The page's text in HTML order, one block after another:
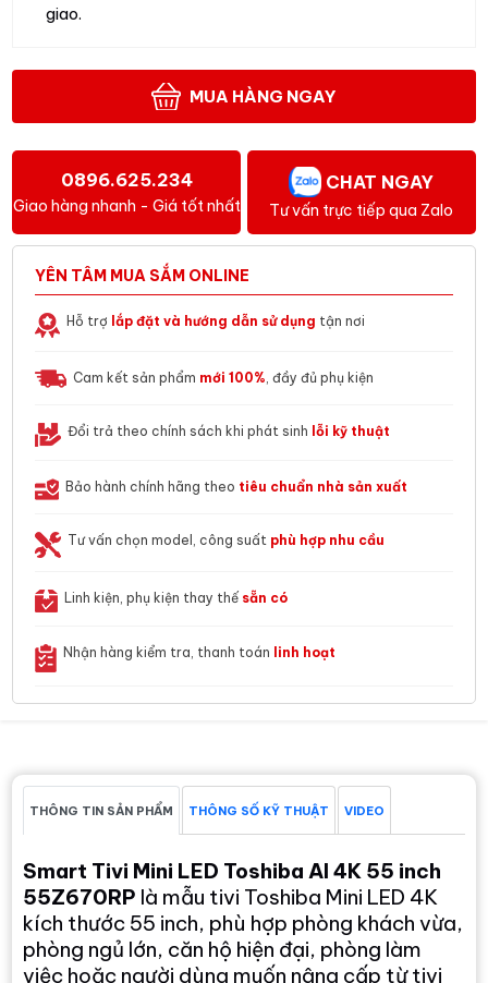
giao.
MUA HÀNG NGAY
0896.625.234
Giao hàng nhanh - Giá tốt nhất
CHAT NGAY
Tư vấn trực tiếp qua Zalo
YÊN TÂM MUA SẮM ONLINE
Hỗ trợ lắp đặt và hướng dẫn sử dụng tận nơi
Cam kết sản phẩm mới 100% , đầy đủ phụ kiện
Đổi trả theo chính sách khi phát sinh lỗi kỹ thuật
Bảo hành chính hãng theo tiêu chuẩn nhà sản xuất
Tư vấn chọn model, công suất phù hợp nhu cầu
Linh kiện, phụ kiện thay thế sẵn có
Nhận hàng kiểm tra, thanh toán linh hoạt
THÔNG TIN SẢN PHẨM THÔNG SỐ KỸ THUẬT VIDEO
Smart Tivi Mini LED Toshiba AI 4K 55 inch
55Z670RP là mẫu tivi Toshiba Mini LED 4K
kích thước 55 inch, phù hợp phòng khách vừa,
phòng ngủ lớn, căn hộ hiện đại, phòng làm
việc hoặc người dùng muốn nâng cấp từ tivi